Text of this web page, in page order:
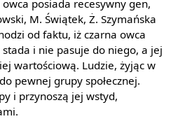
owca posiada recesywny gen,
M. Świątek, Ż. Szymańska
od faktu, iż czarna owca
i nie pasuje do niego, a jej
wartościową. Ludzie, żyjąc w
pewnej grupy społecznej.
i przynoszą jej wstyd,